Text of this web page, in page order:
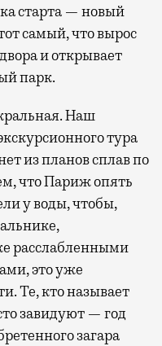
старта — новый
самый, что вырос
и открывает
парк.
Наш
тура
из планов сплав по
что Париж опять
у воды, чтобы,
расслабленными
это уже
Те, кто называет
завидуют — год
загара